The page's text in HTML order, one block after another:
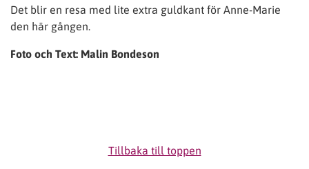
Det blir en resa med lite extra guldkant för Anne-Marie
den här gången.
Foto och Text: Malin Bondeson
Tillbaka till toppen